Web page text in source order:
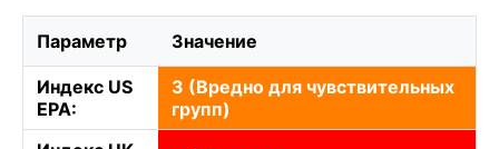
Параметр Значение
Индекс US
EPA:
3 (Вредно для чувствительных
групп)